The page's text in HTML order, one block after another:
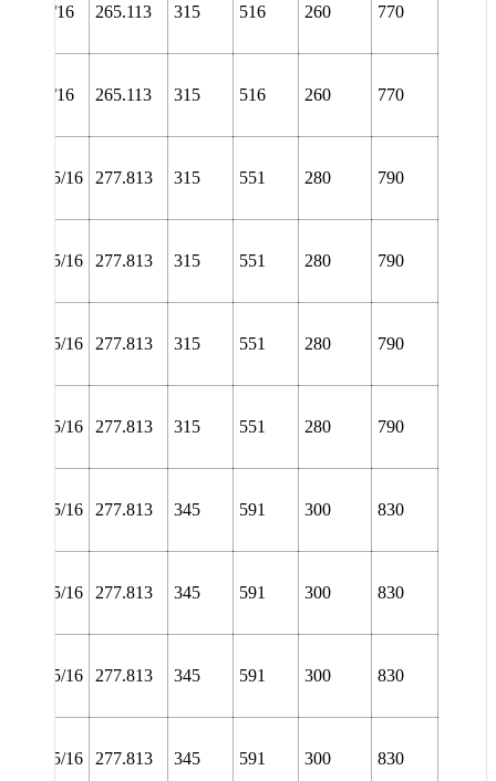
10.7/16
265.113 315 516 260 770
10.7/16
265.113 315 516 260 770
10.15/16
277.813 315 551 280 790
10.15/16
277.813 315 551 280 790
10.15/16
277.813 315 551 280 790
10.15/16
277.813 315 551 280 790
10.15/16
277.813 345 591 300 830
10.15/16
277.813 345 591 300 830
10.15/16
277.813 345 591 300 830
10.15/16
277.813 345 591 300 830